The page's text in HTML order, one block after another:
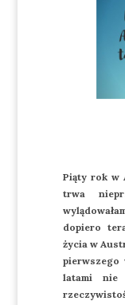
Piąty rok w
trwa
dopiero
życia w
pierwszego
latami nie